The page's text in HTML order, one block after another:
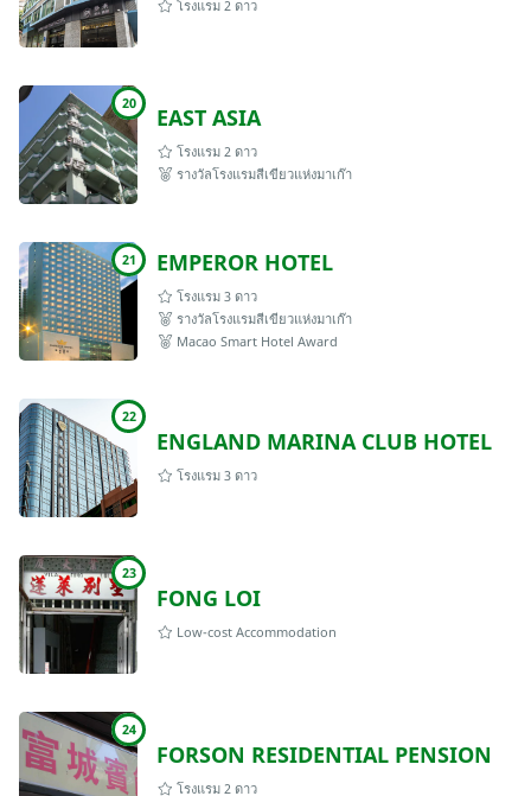
โรงแรม 2 ดาว
20 EAST ASIA
โรงแรม 2 ดาว
รางวัลโรงแรมสีเขียวแห่งมาเก๊า
21 EMPEROR HOTEL
โรงแรม 3 ดาว
รางวัลโรงแรมสีเขียวแห่งมาเก๊า
Macao Smart Hotel Award
22
ENGLAND MARINA CLUB HOTEL
โรงแรม 3 ดาว
23
FONG LOI
Low-cost Accommodation
24
FORSON RESIDENTIAL PENSION
โรงแรม 2 ดาว